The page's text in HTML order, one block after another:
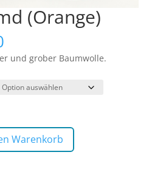
(Orange)
und grober Baumwolle.
Warenkorb